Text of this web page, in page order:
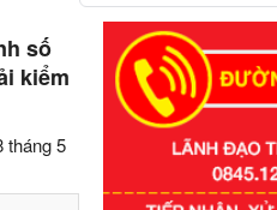
số
kiểm
tháng 5